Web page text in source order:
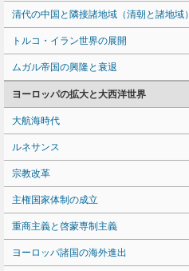
清代の中国と隣接諸地域（清朝と諸地域）
トルコ・イラン世界の展開
ムガル帝国の興隆と衰退
ヨーロッパの拡大と大西洋世界
大航海時代
ルネサンス
宗教改革
主権国家体制の成立
重商主義と啓蒙専制主義
ヨーロッパ諸国の海外進出